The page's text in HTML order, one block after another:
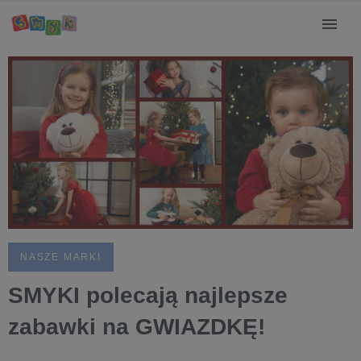
NASZE MARKI
SMYKI polecają najlepsze
zabawki na GWIAZDKĘ!